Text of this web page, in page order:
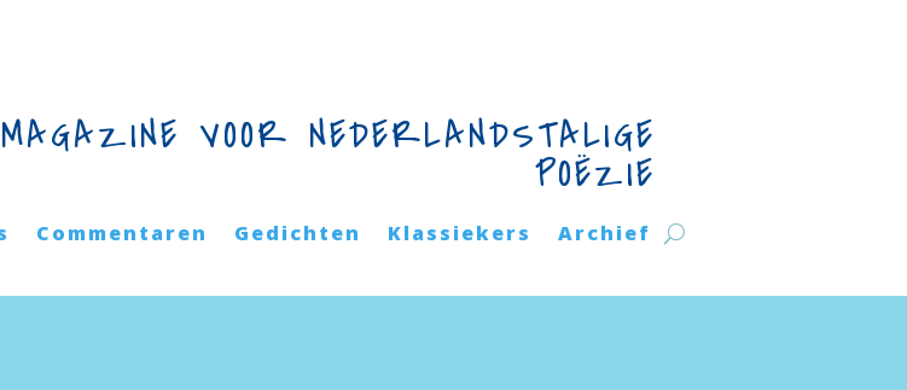
VOOR NEDERLANDSTALIGE
POËZIE
Commentaren Gedichten Klassiekers Archief